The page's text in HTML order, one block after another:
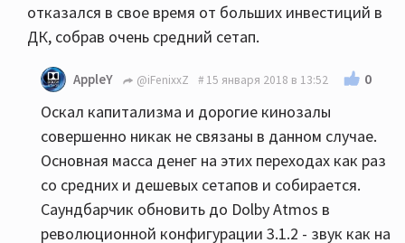
отказался в свое время от больших инвестиций в
ДК, собрав очень средний сетап.
AppleY @iFenixxZ 15 января 2018 в 13:52 0
Оскал капитализма и дорогие кинозалы
совершенно никак не связаны в данном случае.
Основная масса денег на этих переходах как раз
со средних и дешевых сетапов и собирается.
Саундбарчик обновить до Dolby Atmos в
революционной конфигурации 3.1.2 - звук как на